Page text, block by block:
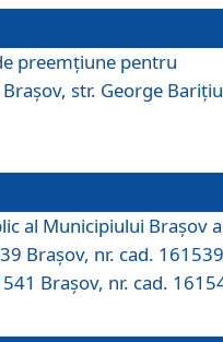
preemţiune pentru
str. George
al Municipiului Braşov a
Brașov, nr. cad.
Brașov, nr. cad.